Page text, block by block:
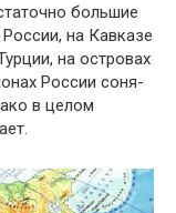
большие
на Кавказе
на островах
России соня-
в целом